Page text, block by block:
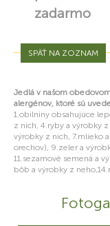
zadarmo
SPÄŤ NA ZOZNAM
Jedlá v našom
alergénov, ktoré sú
1.obilniny obsahujúce
z nich, 4.ryby a výrobky
výrobky z nich, 7.mlieko
orechov), 9.zeler a
11.sezamové semená a
bôb a výrobky z